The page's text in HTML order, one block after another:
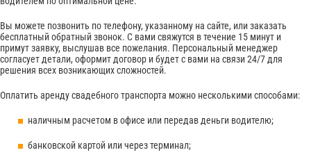
Вы можете позвонить по телефону, указанному на сайте, или заказать
бесплатный обратный звонок. С вами свяжутся в течение 15 минут и
примут заявку, выслушав все пожелания. Персональный менеджер
согласует детали, оформит договор и будет с вами на связи 24/7 для
решения всех возникающих сложностей.
Оплатить аренду свадебного транспорта можно несколькими способами:
наличным расчетом в офисе или передав деньги водителю;
банковской картой или через терминал;